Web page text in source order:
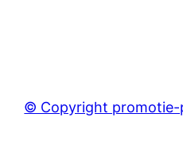
© Copyright